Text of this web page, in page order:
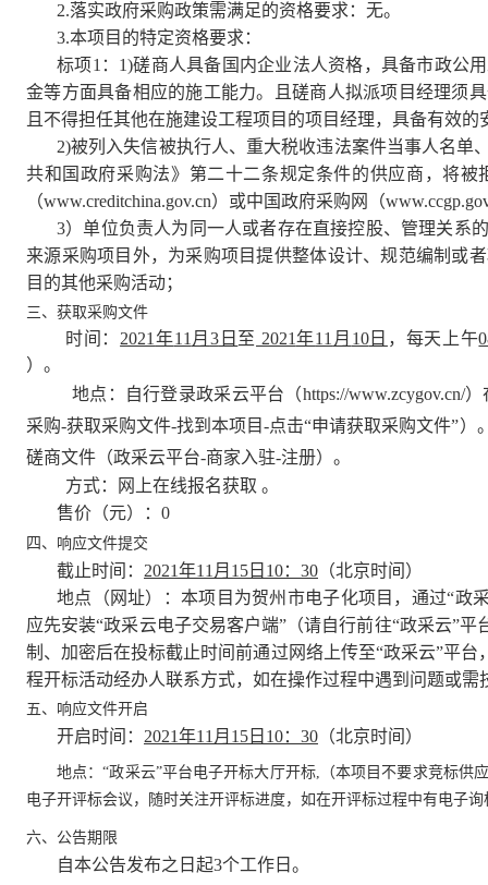
2.落实政府采购政策需满足的资格要求：无。
3.本项目的特定资格要求：
标项1 ： 1)磋商人具备国内企业法人资格，具备市政公
金等方面具备相应的施工能力。且磋商人拟派项目经理须
且不得担任其他在施建设工程项目的项目经理，具备有效的
2)被列入失信被执行人、重大税收违法案件当事人名单
共和国政府采购法》第二十二条规定条件的供应商，将
（www.creditchina.gov.cn）或中国政府采购网（
3）单位负责人为同一人或者存在直接控股、管理关系
来源采购项目外，为采购项目提供整体设计、规范编制或
目的其他采购活动；
三、获取采购文件
时间： 2021 年11 月 3日 至 2021年11 月 10日 ，每天上午
）。
地点：自行登录政采云平台（https://www.zcygov.cn/）
采购-获取采购文件-找到本项目-点击“申请获取采购文件”
磋商文件（政采云平台-商家入驻-注册）。
方式：网上在线报名获取 。
售价（元）： 0
四、响应文件提交
截止时间： 2021年11 月 15 日 10： 30 （北京时间）
地点（网址）：本项目为贺州市电子化项目，通过“政
应先安装“政采云电子交易客户端”（请自行前往“政采云”
制、加密后在投标截止时间前通过网络上传至“政采云”平
程开标活动经办人联系方式，如在操作过程中遇到问题或
五、 响应文件开启
开启时间： 2021年11 月 15 日 10： 30 （北京时间）
地点：“政采云”平台电子开标大厅开标, （本项目不要求竞标供
电子开评标会议，随时关注开评标进度，如在开评标过程中有电子
六、公告期限
自本公告发布之日起3个工作日。